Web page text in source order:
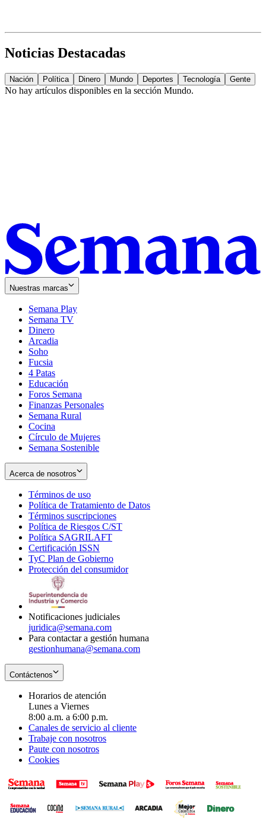
Noticias Destacadas
Nación Política Dinero Mundo Deportes Tecnología Gente
No hay artículos disponibles en la sección Mundo.
Nuestras marcas
Semana Play
Semana TV
Dinero
Arcadia
Soho
in
new
window
Fucsia
in
new
window
4 Patas
Educación
Foros Semana
Finanzas Personales
Semana Rural
Cocina
Círculo de Mujeres
Semana Sostenible
Acerca de nosotros
Términos de uso
in
new
window
Política de Tratamiento de Datos
Términos suscripciones
in
Política de Riesgos C/ST
Política SAGRILAFT
new
window
Certificación ISSN
in
new
TyC Plan de Gobierno
in
Protección del consumidorOpens
Notificaciones judiciales
juridica@semana.com
Para contactar a gestión humana
gestionhumana@semana.com
Contáctenos
Horarios de atención
Lunes a Viernes
8:00 a.m. a 6:00 p.m.
Canales de servicio al cliente
Trabaje con nosotros
Paute con nosotros
Cookies